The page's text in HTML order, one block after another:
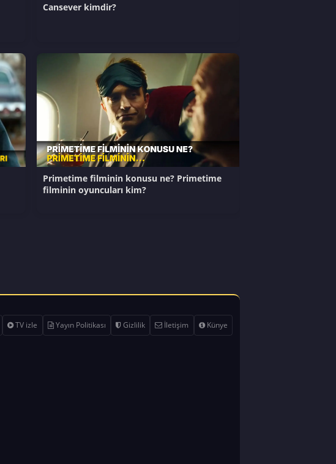
Cansever kimdir?
Primetime filminin konusu ne? Primetime
filminin oyuncuları kim?
TV izle Yayın Politikası Gizlilik İletişim Künye